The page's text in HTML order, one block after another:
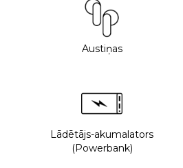
Austiņas
Lādētājs-akumalators
(Powerbank)